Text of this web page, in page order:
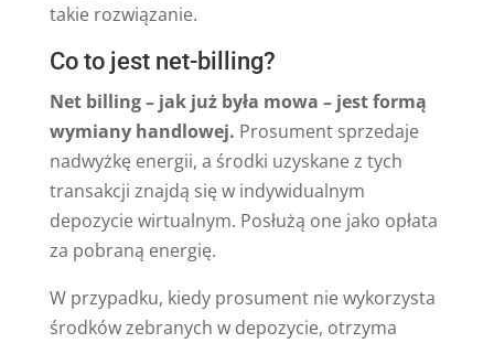
takie rozwiązanie.
Co to jest net-billing?
Net billing – jak już była mowa – jest formą
wymiany handlowej. Prosument sprzedaje
nadwyżkę energii, a środki uzyskane z tych
transakcji znajdą się w indywidualnym
depozycie wirtualnym. Posłużą one jako opłata
za pobraną energię.
W przypadku, kiedy prosument nie wykorzysta
środków zebranych w depozycie, otrzyma